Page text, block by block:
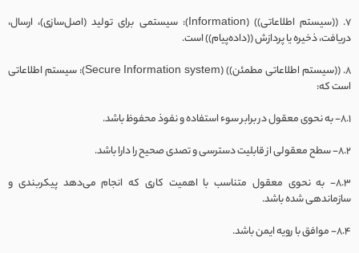
7. ((سیستم اطلاعاتی)) (Information): سیستمی برای تولید (اصل‌سازی)، ارسال،
دریافت، ذخیره یا پردازش ((داده‌‌پیام)) است.
8. ((سیستم اطلاعاتی مطمئن)) (Secure Information system): سیستم اطلاعاتی
است که:
8.1- به نحوی معقول در برابر سوء استفاده و نفوذ محفوظ باشد.
8.2- سطح معقولی از قابلیت دسترسی و تصدی صحیح را دارا باشد.
8.3- به نحوی معقول متناسب با اهمیت کاری که انجام می‌دهد پیکربندی و
سازماندهی شده باشد.
8.4- موافق با رویه ایمن باشد.